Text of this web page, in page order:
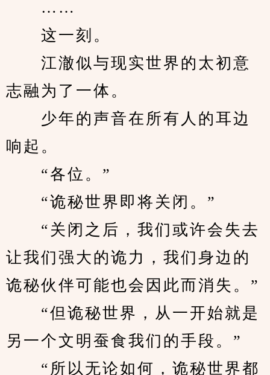
……
这一刻。
江澈似与现实世界的太初意
志融为了一体。
少年的声音在所有人的耳边
响起。
“各位。”
“诡秘世界即将关闭。”
“关闭之后，我们或许会失去
让我们强大的诡力，我们身边的
诡秘伙伴可能也会因此而消失。”
“但诡秘世界，从一开始就是
另一个文明蚕食我们的手段。”
“所以无论如何，诡秘世界都